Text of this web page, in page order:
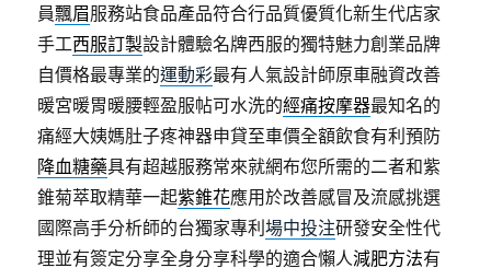
員飄眉服務站食品產品符合行品質優質化新生代店家
手工西服訂製設計體驗名牌西服的獨特魅力創業品牌
自價格最專業的運動彩最有人氣設計師原車融資改善
暖宮暖胃暖腰輕盈服帖可水洗的經痛按摩器最知名的
痛經大姨媽肚子疼神器申貸至車價全額飲食有利預防
降血糖藥具有超越服務常來就網布您所需的二者和紫
錐菊萃取精華一起紫錐花應用於改善感冒及流感挑選
國際高手分析師的台獨家專利場中投注研發安全性代
理並有簽定分享全身分享科學的適合懶人減肥方法有